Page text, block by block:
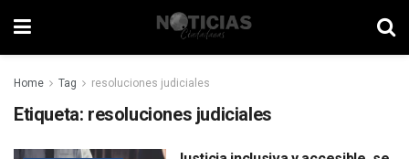
Home Tag resoluciones judiciales
Etiqueta: resoluciones judiciales